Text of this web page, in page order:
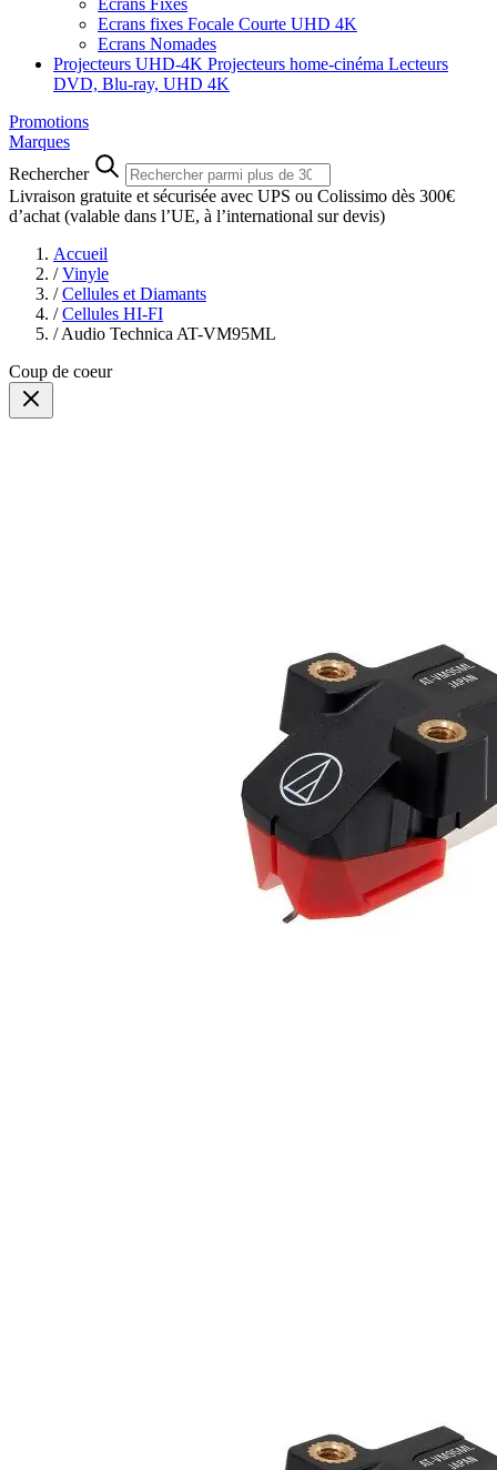
Ecrans Fixes
Ecrans fixes Focale Courte UHD 4K
Ecrans Nomades
Projecteurs UHD-4K Projecteurs home-cinéma Lecteurs
DVD, Blu-ray, UHD 4K
Promotions
Marques
Rechercher
Livraison gratuite et sécurisée avec UPS ou Colissimo dès 300€
d’achat (valable dans l’UE, à l’international sur devis)
Accueil
/ Vinyle
/ Cellules et Diamants
/ Cellules HI-FI
/ Audio Technica AT-VM95ML
Coup de coeur